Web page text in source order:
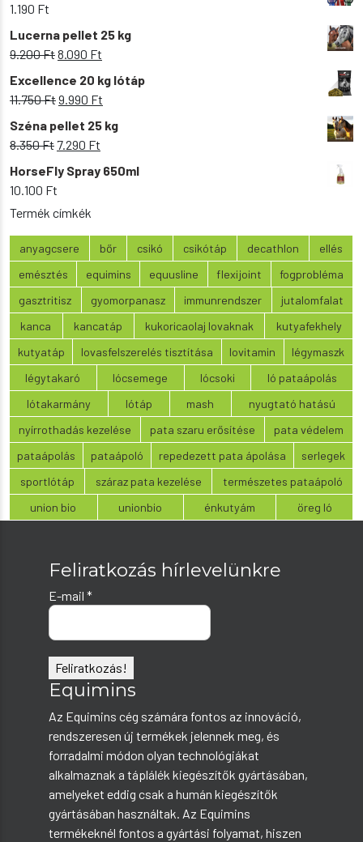
1.190 Ft
Lucerna pellet 25 kg
9.200FtOriginal
price
was:
8.090 Ft
price
is:
Excellence 20 kg lótáp
11.750FtOriginal
price
was:
9.990 Ft
price
is:
Széna pellet 25 kg
8.350Ft Original
price
was:
7.290 Ft
price
HorseFly Spray 650ml
10.100 Ft
Termék címkék
anyagcsere bőr csikó csikótáp decathlon
ellés
emésztés
equimins equusline flexijoint
fogprobléma
gasztritisz
gyomorpanasz immunrendszer
jutalomfalat
kanca
kancatáp kukoricaolaj lovaknak
kutyafekhely
kutyatáp
lovasfelszerelés tisztítása lovitamin
légymaszk
légytakaró
lócsemege lócsoki
ló pataápolás
lótakarmány
lótáp mash
nyugtató hatású
nyírrothadás kezelése
pata szaru erősítése
pata védelem
pataápolás
pataápoló repedezett pata ápolása
serlegek
sportlótáp
száraz pata kezelése
természetes pataápoló
union bio
unionbio énkutyám öreg ló
Feliratkozás hírlevelünkre
E-mail *
Equimins
Az Equimins cég számára fontos az innováció,
rendszeresen új termékek jelennek meg, és
forradalmi módon olyan technológiákat
alkalmaznak a táplálék kiegészítők gyártásában,
amelyeket eddig csak a humán kiegészítők
gyártásában használtak. Az Equimins
termékeknél fontos a gyártási folyamat, hiszen